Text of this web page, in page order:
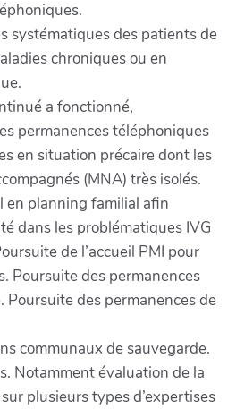
systématiques des patients de
chroniques ou en
a fonctionné,
permanences téléphoniques
en situation précaire dont les
(MNA) très isolés.
en planning familial afin
dans les problématiques IVG
de l’accueil PMI pour
Poursuite des permanences
Poursuite des permanences de
communaux de sauvegarde.
Notamment évaluation de la
plusieurs types d’expertises